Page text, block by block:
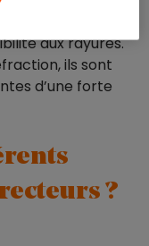
aux rayures.
ils sont
d’une forte
?